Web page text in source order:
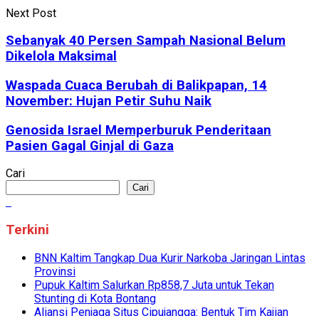
Next Post
Sebanyak 40 Persen Sampah Nasional Belum
Dikelola Maksimal
Waspada Cuaca Berubah di Balikpapan, 14
November: Hujan Petir Suhu Naik
Genosida Israel Memperburuk Penderitaan
Pasien Gagal Ginjal di Gaza
Cari
Cari
Terkini
BNN Kaltim Tangkap Dua Kurir Narkoba Jaringan Lintas
Provinsi
Pupuk Kaltim Salurkan Rp858,7 Juta untuk Tekan
Stunting di Kota Bontang
Aliansi Penjaga Situs Cipujangga: Bentuk Tim Kajian